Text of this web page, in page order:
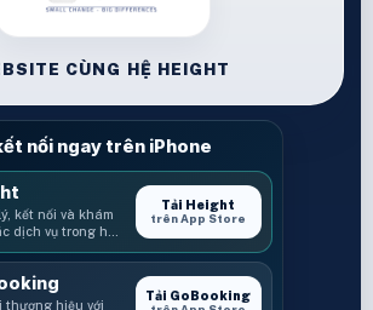
CÙNG HỆ HEIGHT
nối ngay trên iPhone
kết nối và khám
dịch vụ trong hệ
Height.
Tải Height
trên App Store
thương hiệu với
Tải GoBooking